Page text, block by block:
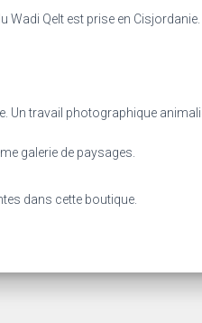
Qelt est prise en
Un travail photographique
galerie de paysages.
dans cette boutique.